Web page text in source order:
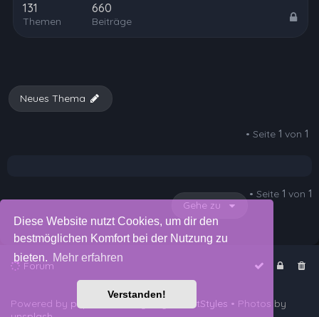
Diese Website nutzt Cookies, um dir den
bestmöglichen Komfort bei der Nutzung zu
bieten. Mehr erfahren
Verstanden!
131
Themen
660
Beiträge
Neues Thema
• Seite 1 von 1
• Seite 1 von 1
Gehe zu
Forum
Powered by phpBB PlanetStyles • Photos by